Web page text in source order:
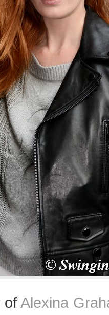
of Alexina